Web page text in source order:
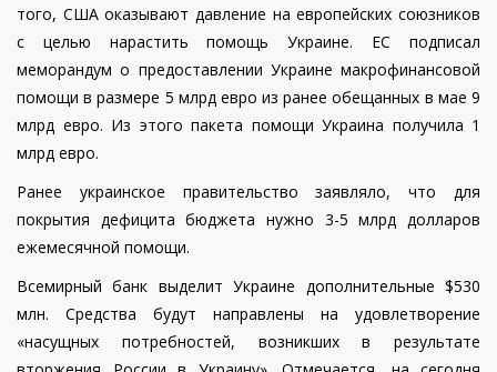
того, США оказывают давление на европейских союзников
с целью нарастить помощь Украине. ЕС подписал
меморандум о предоставлении Украине макрофинансовой
помощи в размере 5 млрд евро из ранее обещанных в мае 9
млрд евро. Из этого пакета помощи Украина получила 1
млрд евро.
Ранее украинское правительство заявляло, что для
покрытия дефицита бюджета нужно 3-5 млрд долларов
ежемесячной помощи.
Всемирный банк выделит Украине дополнительные $530
млн. Средства будут направлены на удовлетворение
«насущных потребностей, возникших в результате